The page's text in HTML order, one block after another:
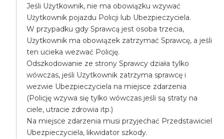
Jeśli Użytkownik, nie ma obowiązku wzywać
Użytkownik pojazdu Policji lub Ubezpieczyciela.
W przypadku gdy Sprawcą jest osoba trzecia,
Użytkownik ma obowiązek zatrzymać Sprawcę, a jeśli
ten ucieka wezwać Policję.
Odszkodowanie ze strony Sprawcy działa tylko
wówczas, jeśli Uzytkownik zatrzyma sprawcę i
wezwie Ubezpieczyciela na miejsce zdarzenia
(Policję wzywa się tylko wówczas jeśli są straty na
ciele, utracie zdrowia itp.)
Na miejsce zdarzenia musi przyjechać Przedstawiciel
Ubezpieczyciela, likwidator szkody.